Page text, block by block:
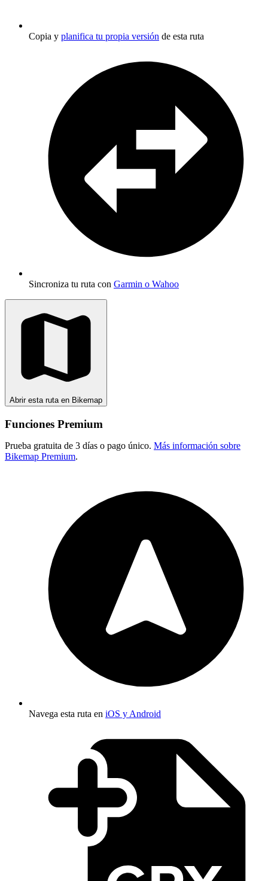
Copia y planifica tu propia versión de esta ruta
Sincroniza tu ruta con Garmin o Wahoo
Abrir esta ruta en Bikemap
Funciones Premium
Prueba gratuita de 3 días o pago único. Más información sobre
Bikemap Premium.
Navega esta ruta en iOS y Android